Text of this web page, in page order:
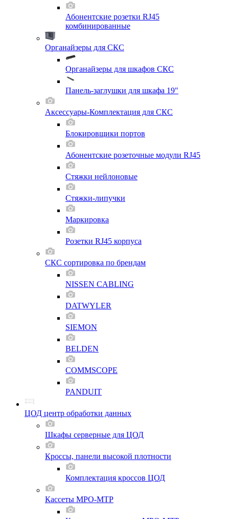
Абонентские розетки RJ45
комбинированные
Органайзеры для СКС
Органайзеры для шкафов СКС
Панель-заглушки для шкафа 19"
Аксессуары-Комплектация для СКС
Блокировщики портов
Абонентские розеточные модули RJ45
Стяжки нейлоновые
Стяжки-липучки
Маркировка
Розетки RJ45 корпуса
СКС сортировка по брендам
NISSEN CABLING
DATWYLER
SIEMON
BELDEN
COMMSCOPE
PANDUIT
ЦОД центр обработки данных
Шкафы серверные для ЦОД
Кроссы, панели высокой плотности
Комплектация кроссов ЦОД
Кассеты MPO-MTP